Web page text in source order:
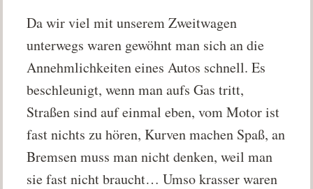
Da wir viel mit unserem Zweitwagen
unterwegs waren gewöhnt man sich an die
Annehmlichkeiten eines Autos schnell. Es
beschleunigt, wenn man aufs Gas tritt,
Straßen sind auf einmal eben, vom Motor ist
fast nichts zu hören, Kurven machen Spaß, an
Bremsen muss man nicht denken, weil man
sie fast nicht braucht… Umso krasser waren